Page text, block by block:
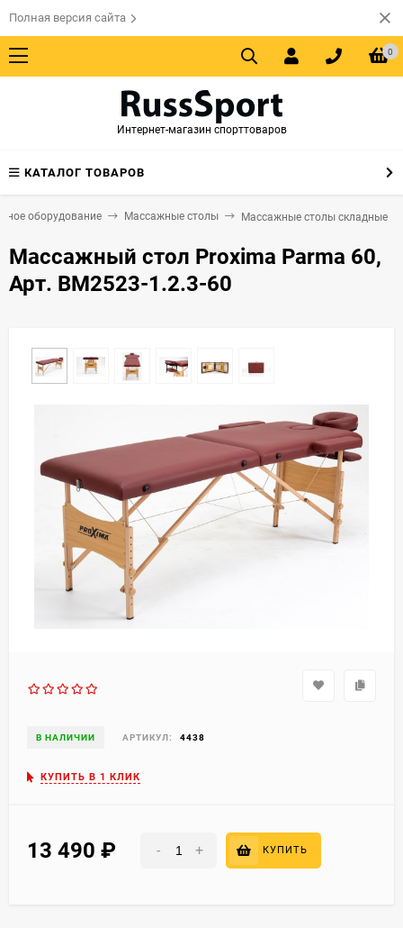
Полная версия сайта
0
Интернет-магазин спорттоваров
КАТАЛОГ ТОВАРОВ
оборудование Массажные столы Массажные столы складные
Массажный стол Proxima Parma 60,
Арт. BM2523-1.2.3-60
В НАЛИЧИИ АРТИКУЛ: 4438
КУПИТЬ В 1 КЛИК
13 490 - + КУПИТЬ